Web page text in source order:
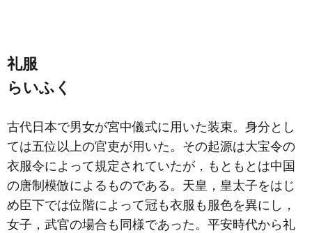
礼服
らいふく
古代日本で男女が宮中儀式に用いた装束。身分とし
ては五位以上の官吏が用いた。その起源は大宝令の
衣服令によって規定されていたが，もともとは中国
の唐制模倣によるものである。天皇，皇太子をはじ
め臣下では位階によって冠も衣服も服色を異にし，
女子，武官の場合も同様であった。平安時代から礼